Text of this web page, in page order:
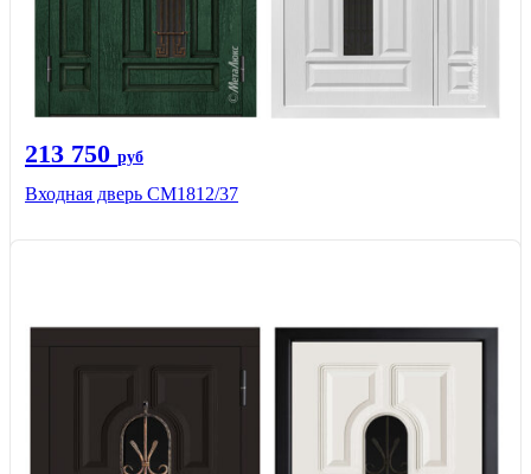
213 750 руб
Входная дверь СМ1812/37